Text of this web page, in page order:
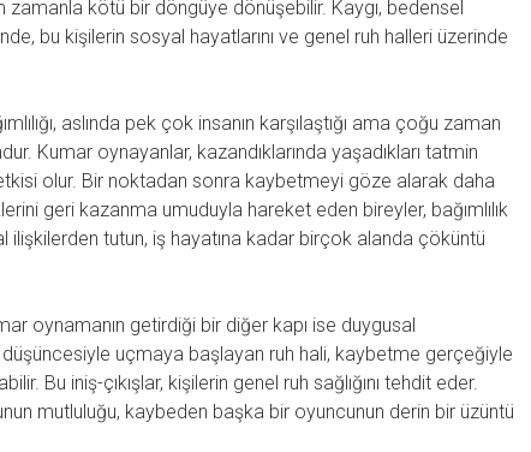
kötü bir döngüye dönüşebilir. Kaygı, bedensel
bu kişilerin sosyal hayatlarını ve genel ruh halleri üzerinde
aslında pek çok insanın karşılaştığı ama çoğu zaman
Kumar oynayanlar, kazandıklarında yaşadıkları tatmin
etkisi olur. Bir noktadan sonra kaybetmeyi göze alarak daha
geri kazanma umuduyla hareket eden bireyler, bağımlılık
ilişkilerden tutun, iş hayatına kadar birçok alanda çöküntü
oynamanın getirdiği bir diğer kapı ise duygusal
uçmaya başlayan ruh hali, kaybetme gerçeğiyle
Bu iniş-çıkışlar, kişilerin genel ruh sağlığını tehdit eder.
mutluluğu, kaybeden başka bir oyuncunun derin bir üzüntü